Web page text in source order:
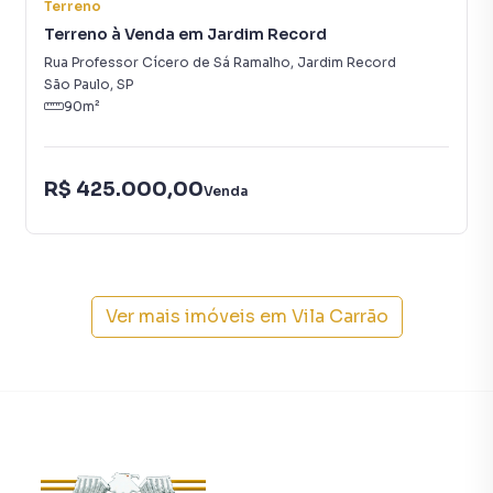
variedades de comércios e serviços. Além disso, a região
oferece mobilidade facilitada, com acesso rápido às
principais vias da cidade e diversas linhas de ônibus
disponíveis.
valorização do local torna esse terreno uma excelente
são cada vez mais raros! Agende uma visita e venha
conhecer esse incrível espaço que pode se tornar o ponto
Terreno
Terreno à Venda em Jardim Record
Rua Professor Cícero de Sá Ramalho, Jardim Record
São Paulo, SP
90m²
R$ 425.000,00Venda
Ver mais imóveis em Vila Carrão